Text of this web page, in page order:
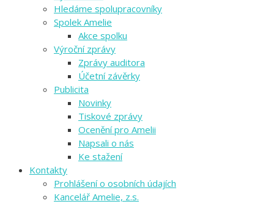
Hledáme spolupracovníky
Spolek Amelie
Akce spolku
Výroční zprávy
Zprávy auditora
Účetní závěrky
Publicita
Novinky
Tiskové zprávy
Ocenění pro Amelii
Napsali o nás
Ke stažení
Kontakty
Prohlášení o osobních údajích
Kancelář Amelie, z.s.